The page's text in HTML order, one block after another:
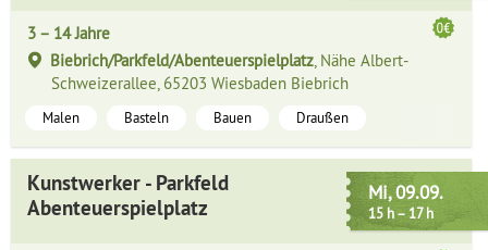
3 – 14 Jahre
Biebrich/Parkfeld/Abenteuerspielplatz, Nähe Albert-
Schweizerallee, 65203 Wiesbaden Biebrich
Malen Basteln Bauen Draußen
Mi, 09.09.
15 h – 17 h
Kunstwerker - Parkfeld
Abenteuerspielplatz